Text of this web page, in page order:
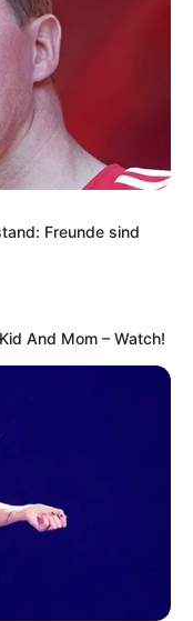
Freunde sind
And Mom – Watch!